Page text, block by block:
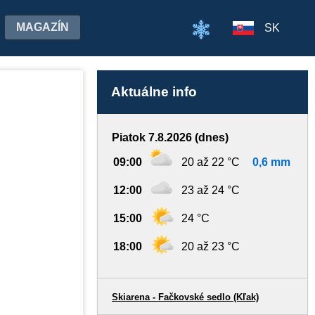
MAGAZÍN SK
Aktuálne info
Piatok 7.8.2026 (dnes)
09:00 20 až 22 °C 0,6 mm
12:00 23 až 24 °C
15:00 24 °C
18:00 20 až 23 °C
Skiarena - Fačkovské sedlo (Kľak)